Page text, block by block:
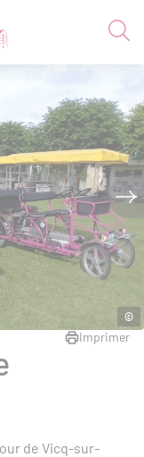
©
Imprimer
de Vicq-sur-